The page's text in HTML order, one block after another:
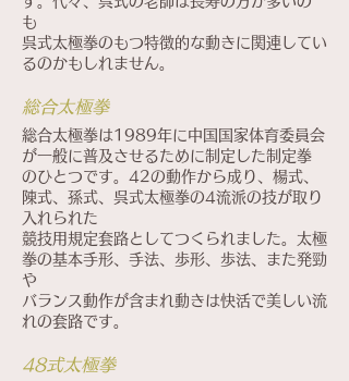
も
呉式太極拳のもつ特徴的な動きに関連してい
るのかもしれません。
総合太極拳
総合太極拳は1989年に中国国家体育委員会
が一般に普及させるために制定した制定拳
のひとつです。42の動作から成り、楊式、
陳式、孫式、呉式太極拳の4流派の技が取り
入れられた
競技用規定套路としてつくられました。太極
拳の基本手形、手法、歩形、歩法、また発勁
や
バランス動作が含まれ動きは快活で美しい流
れの套路です。
48式太極拳